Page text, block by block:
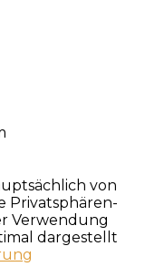
von
Privatsphären-
Verwendung
dargestellt